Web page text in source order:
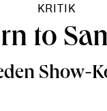
KRITIK
to
Show-